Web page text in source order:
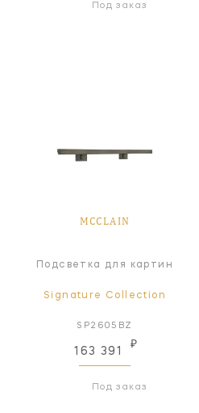
Под заказ
MCCLAIN
Подсветка для картин
Signature Collection
SP2605BZ
163 391
₽
Под заказ